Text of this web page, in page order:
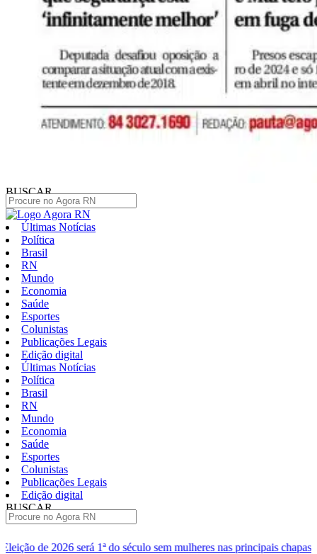
BUSCAR
Últimas Notícias
Política
Brasil
RN
Mundo
Economia
Saúde
Esportes
Colunistas
Publicações Legais
Edição digital
Últimas Notícias
Política
Brasil
RN
Mundo
Economia
Saúde
Esportes
Colunistas
Publicações Legais
Edição digital
BUSCAR
século sem mulheres nas principais chapas
Renan diz que